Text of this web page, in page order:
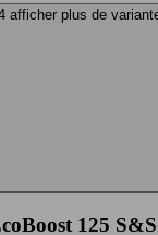
afficher plus de
125